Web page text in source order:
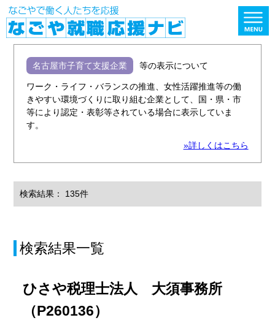
名古屋市子育て支援企業 等の表示について
ワーク・ライフ・バランスの推進、女性活躍推進等の働
きやすい環境づくりに取り組む企業として、国・県・市
等により認定・表彰等されている場合に表示していま
す。
»詳しくはこちら
検索結果： 135件
検索結果一覧
ひさや税理士法人 大須事務所
（P260136）